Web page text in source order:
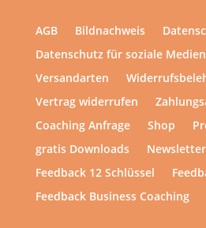
AGB Bildnachweis
Datenschutz für soziale Medien
Versandarten
Vertrag widerrufen
Coaching Anfrage
Shop
gratis Downloads
Newsletter
Feedback 12 Schlüssel
Feedback Business Coaching